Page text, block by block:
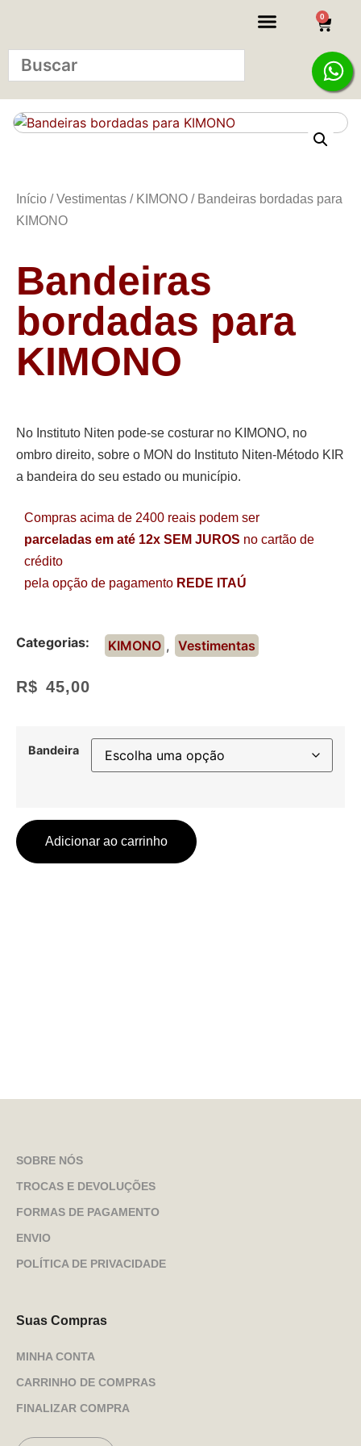
0
Início /Vestimentas / KIMONO / Bandeiras bordadas para
KIMONO
Bandeiras
bordadas para
KIMONO
No Instituto Niten pode-se costurar no KIMONO, no
ombro direito, sobre o MON do Instituto Niten-Método KIR
a bandeira do seu estado ou município.
Compras acima de 2400 reais podem ser
parceladas em até 12x SEM JUROS no cartão de
crédito
pela opção de pagamento REDE ITAÚ
Categorias: KIMONO , Vestimentas
R$ 45,00
Bandeira
Adicionar ao carrinho
SOBRE NÓS
TROCAS E DEVOLUÇÕES
FORMAS DE PAGAMENTO
ENVIO
POLÍTICA DE PRIVACIDADE
Suas Compras
MINHA CONTA
CARRINHO DE COMPRAS
FINALIZAR COMPRA